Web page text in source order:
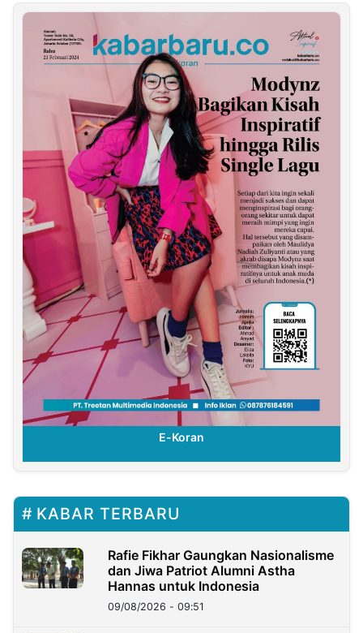
E-Koran
KABAR TERBARU
Rafie Fikhar Gaungkan Nasionalisme
dan Jiwa Patriot Alumni Astha
Hannas untuk Indonesia
09/08/2026 - 09:51